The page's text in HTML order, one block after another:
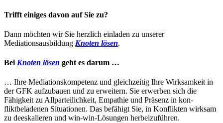
Trifft einiges davon auf Sie zu?
Dann möchten wir Sie herzlich ein­laden zu unserer
Mediationsausbildung Knoten lösen.
Bei Knoten lösen geht es darum …
… Ihre Mediationskompetenz und gleichzeitig Ihre Wirksamkeit in
der GFK aufzubauen und zu erweitern. Sie erwerben sich die
Fähigkeit zu Allparteilichkeit, Empathie und Präsenz in kon­
fliktbeladenen Situationen. Das befähigt Sie, in Konflikten wirk­sam
zu deeskalieren und win-win-Lösungen herbeizuführen.